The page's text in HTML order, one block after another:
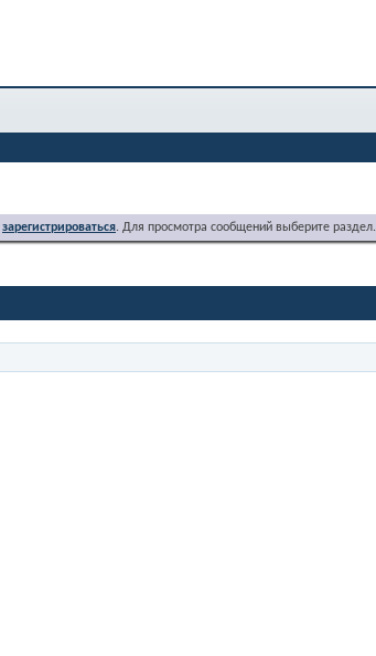
зарегистрироваться. Для просмотра сообщений выберите раздел.